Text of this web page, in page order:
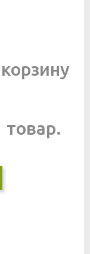
товар.